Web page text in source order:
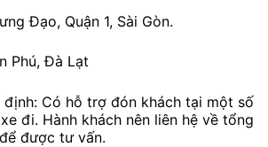
Đạo, Quận 1, Sài Gòn.
Phú, Đà Lạt
Có hỗ trợ đón khách tại một số
đi. Hành khách nên liên hệ về tổng
được tư vấn.